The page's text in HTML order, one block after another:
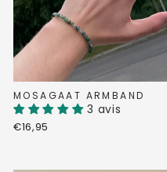
MOSAGAAT ARMBAND
3 avis
€16,95